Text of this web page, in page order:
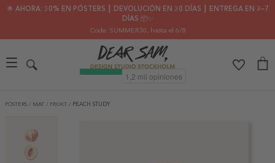
🌟 AHORA: 30% EN PÓSTERS ┃ DEVOLUCIÓN EN 30 DÍAS ┃ ENTREGA EN 2–7
DÍAS 📦✨
Code: SUMMER30, hasta el 6/8
PÓSTERS / MAT / FRUKT / PEACH STUDY